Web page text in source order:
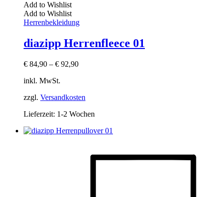
Add to Wishlist
Add to Wishlist
Herrenbekleidung
diazipp Herrenfleece 01
€ 84,90 – € 92,90
inkl. MwSt.
zzgl. Versandkosten
Lieferzeit: 1-2 Wochen